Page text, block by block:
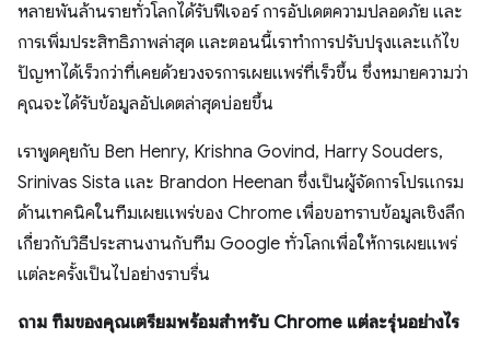
หลายพันล้านรายทั่วโลกได้รับฟีเจอร์ การอัปเดตความปลอดภัย และ
การเพิ่มประสิทธิภาพล่าสุด และตอนนี้เราทําการปรับปรุงและแก้ไข
ปัญหาได้เร็วกว่าที่เคยด้วยวงจรการเผยแพร่ที่เร็วขึ้น ซึ่งหมายความว่า
คุณจะได้รับข้อมูลอัปเดตล่าสุดบ่อยขึ้น
เราพูดคุยกับ Ben Henry, Krishna Govind, Harry Souders,
Srinivas Sista และ Brandon Heenan ซึ่งเป็นผู้จัดการโปรแกรม
ด้านเทคนิคในทีมเผยแพร่ของ Chrome เพื่อขอทราบข้อมูลเชิงลึก
เกี่ยวกับวิธีประสานงานกับทีม Google ทั่วโลกเพื่อให้การเผยแพร่
แต่ละครั้งเป็นไปอย่างราบรื่น
ถาม ทีมของคุณเตรียมพร้อมสำหรับ Chrome แต่ละรุ่นอย่างไร